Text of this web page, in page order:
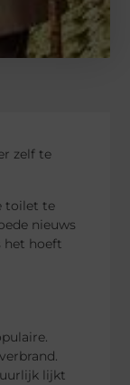
zelf te
toilet te
nieuws
het hoeft
lijkt